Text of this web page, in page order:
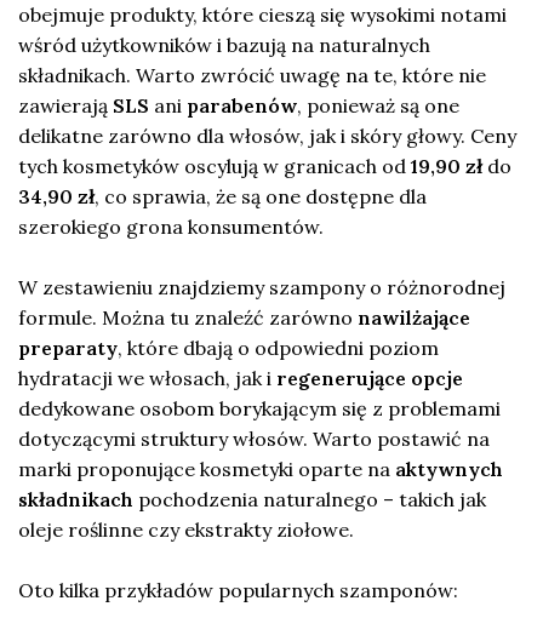
obejmuje produkty, które cieszą się wysokimi notami
wśród użytkowników i bazują na naturalnych
składnikach. Warto zwrócić uwagę na te, które nie
zawierają SLS ani parabenów, ponieważ są one
delikatne zarówno dla włosów, jak i skóry głowy. Ceny
tych kosmetyków oscylują w granicach od19,90 złdo
34,90 zł, co sprawia, że są one dostępne dla
szerokiego grona konsumentów.
W zestawieniu znajdziemy szampony o różnorodnej
formule. Można tu znaleźć zarówno nawilżające
preparaty, które dbają o odpowiedni poziom
hydratacji we włosach, jak i regenerujące opcje
dedykowane osobom borykającym się z problemami
dotyczącymi struktury włosów. Warto postawić na
marki proponujące kosmetyki oparte na aktywnych
składnikach pochodzenia naturalnego – takich jak
oleje roślinne czy ekstrakty ziołowe.
Oto kilka przykładów popularnych szamponów: